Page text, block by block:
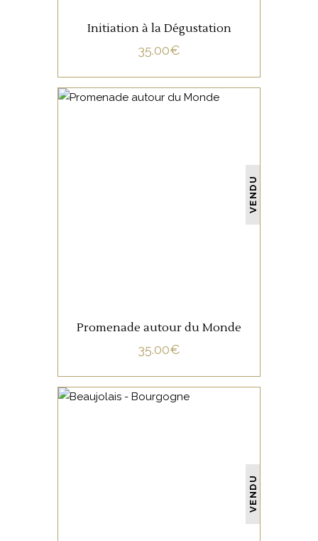
Initiation à la Dégustation
35.00€
VENDU
Promenade autour du Monde
35.00€
VENDU